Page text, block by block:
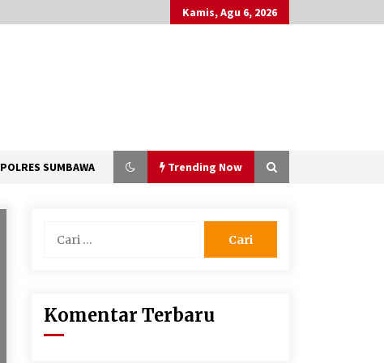
Kamis, Agu 6, 2026
POLRES SUMBAWA Trending Now
untuk:
Komentar Terbaru